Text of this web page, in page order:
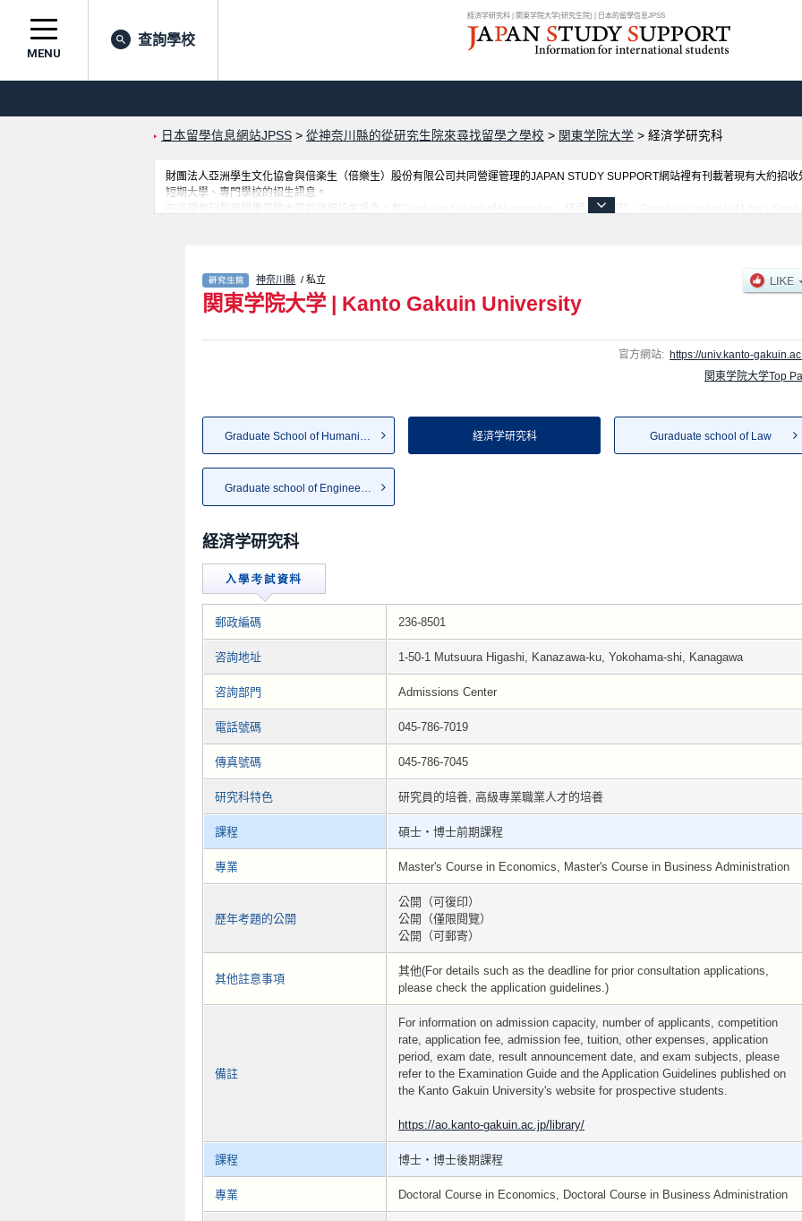
経済学研究科 | 関東学院大学(研究生院) | 日本的留學信息JPSS
MENU
查詢學校
日本留學信息網站JPSS > 從神奈川縣的從研究生院來尋找留學之學校 > 関東学院大学 > 経済学研究科
財團法人亞洲學生文化協會與倍楽生（倍樂生）股份有限公司共同營運管理的JAPAN STUDY SUPPORT網站裡有刊載著現有大約招
短期大學、專門學校的招生訊息。
在這裡有刊載著関東学院大学的詳細招生訊息。有Graduate School of Humanities、経済学研究科、Guraduate school of Law、
神奈川縣 / 私立
関東学院大学 | Kanto Gakuin University
官方網站: https://univ.kanto-
関東学院大学Top
Graduate School of Humanities 経済学研究科 Guraduate school of Law
経済学研究科
郵政編碼 236-8501
咨詢地址 1-50-1 Mutsuura Higashi, Kanazawa-ku, Yokohama-shi, Kanagawa
咨詢部門 Admissions Center
電話號碼 045-786-7019
傳真號碼 045-786-7045
研究科特色 研究員的培養, 高級專業職業人才的培養
課程 碩士・博士前期課程
專業 Master's Course in Economics, Master's Course in Business Administration
歷年考題的公開
公開（可復印）
公開（僅限閱覽）
公開（可郵寄）
其他註意事項
其他(For details such as the deadline for prior consultation applications,
please check the application guidelines.)
備註
For information on admission capacity, number of applicants, competition
rate, application fee, admission fee, tuition, other expenses, application
period, exam date, result announcement date, and exam subjects, please
refer to the Examination Guide and the Application Guidelines published on
the Kanto Gakuin University's website for prospective students.
https://ao.kanto-gakuin.ac.jp/library/
課程 博士・博士後期課程
專業 Doctoral Course in Economics, Doctoral Course in Business Administration